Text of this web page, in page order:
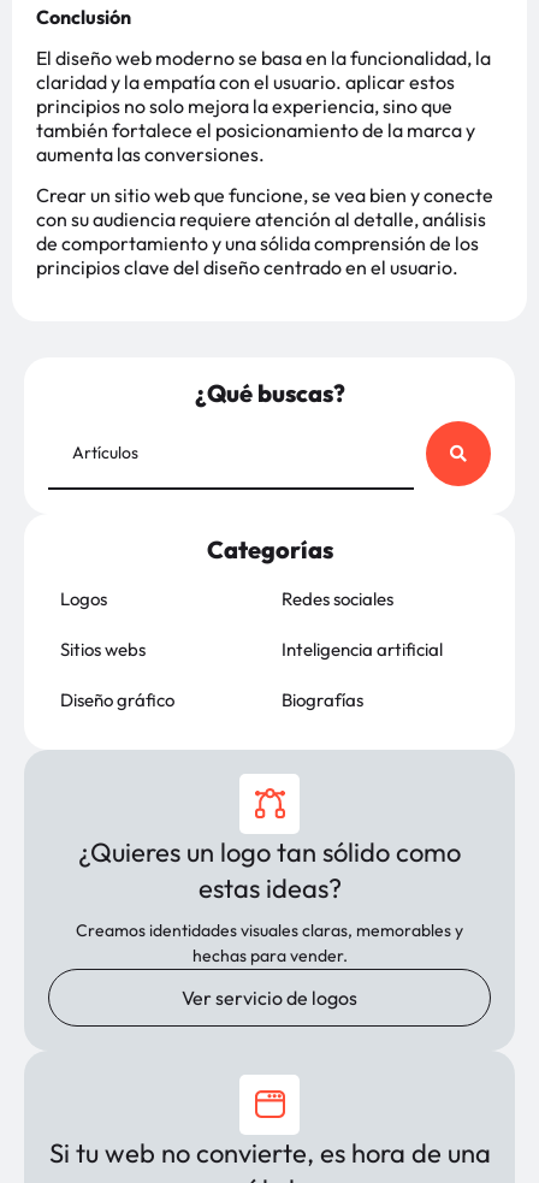
Conclusión
El diseño web moderno se basa en la funcionalidad, la
claridad y la empatía con el usuario. aplicar estos
principios no solo mejora la experiencia, sino que
también fortalece el posicionamiento de la marca y
aumenta las conversiones.
Crear un sitio web que funcione, se vea bien y conecte
con su audiencia requiere atención al detalle, análisis
de comportamiento y una sólida comprensión de los
principios clave del diseño centrado en el usuario.
¿Qué buscas?
Categorías
Logos
Sitios webs
Diseño gráfico
Redes sociales
Inteligencia artificial
Biografías
¿Quieres un logo tan sólido como
estas ideas?
Creamos identidades visuales claras, memorables y
hechas para vender.
Ver servicio de logos
Si tu web no convierte, es hora de una